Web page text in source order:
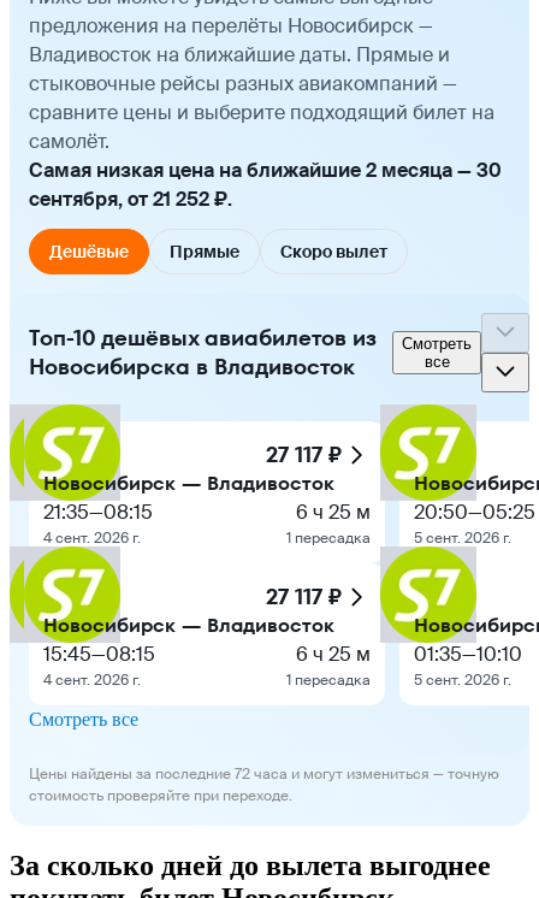
предложения на перелёты Новосибирск —
Владивосток на ближайшие даты. Прямые и
стыковочные рейсы разных авиакомпаний —
сравните цены и выберите подходящий билет на
самолёт.
Самая низкая цена на ближайшие 2 месяца — 30
сентября, от 21 252 ₽.
Дешёвые Прямые Скоро вылет
Топ-10 дешёвых авиабилетов из
Новосибирска в Владивосток
Смотреть
все
27 117 ₽
Новосибирск — Владивосток
21:35—08:15
4 сент. 2026 г.
6 ч 25 м
1 пересадка
27 117 ₽
Новосибирск — Владивосток
15:45—08:15
4 сент. 2026 г.
6 ч 25 м
1 пересадка
20:50—05:25
5 сент. 2026 г.
01:35—10:10
5 сент. 2026 г.
Смотреть все
Цены найдены за последние 72 часа и могут измениться — точную
стоимость проверяйте при переходе.
За сколько дней до вылета выгоднее